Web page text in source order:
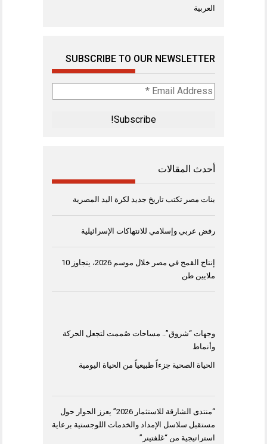
العربية
SUBSCRIBE TO OUR NEWSLETTER
Email
Address
أحدث المقالات
بنات مصر تكتب تاريخ جديد لكرة اليد المصرية
رفض عربي وإسلامي للانتهاكات الإسرائيلية
إنتاج القمح في مصر خلال موسم 2026، يتجاوز 10
ملايين طن
وجهات “شروق”.. مساحات صُممت لتجعل الحركة
وأنماط
الحياة الصحية جزءاً طبيعياً من الحياة اليومية
“منتدى الشارقة للاستثمار 2026” يعزز الحوار حول
مستقبل سلاسل الإمداد والخدمات اللوجستية برعاية
استراتيجية من “غلفتينر”